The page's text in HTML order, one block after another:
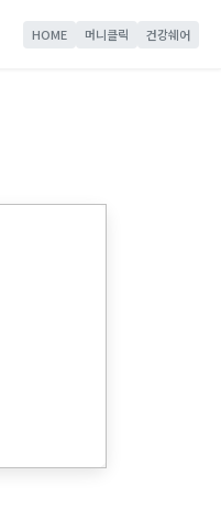
HOME 머니클릭 건강쉐어